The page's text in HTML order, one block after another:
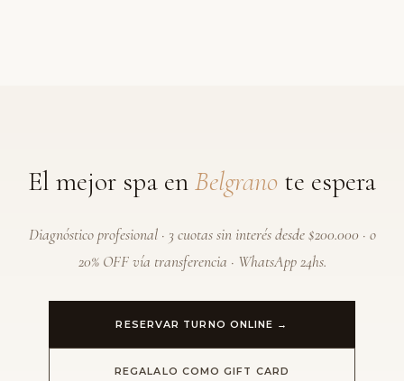
El mejor spa enBelgrano te espera
Diagnóstico profesional · 3 cuotas sin interés desde $200.000 · o
20% OFF vía transferencia · WhatsApp 24hs.
RESERVAR TURNO ONLINE →
REGALALO COMO GIFT CARD